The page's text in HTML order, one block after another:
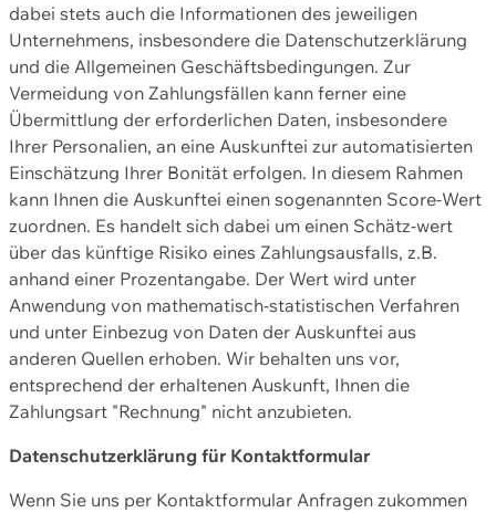
dabei stets auch die Informationen des jeweiligen
Unternehmens, insbesondere die Datenschutzerklärung
und die Allgemeinen Geschäftsbedingungen. Zur
Vermeidung von Zahlungsfällen kann ferner eine
Übermittlung der erforderlichen Daten, insbesondere
Ihrer Personalien, an eine Auskunftei zur automatisierten
Einschätzung Ihrer Bonität erfolgen. In diesem Rahmen
kann Ihnen die Auskunftei einen sogenannten Score-Wert
zuordnen. Es handelt sich dabei um einen Schätz-wert
über das künftige Risiko eines Zahlungsausfalls, z.B.
anhand einer Prozentangabe. Der Wert wird unter
Anwendung von mathematisch-statistischen Verfahren
und unter Einbezug von Daten der Auskunftei aus
anderen Quellen erhoben. Wir behalten uns vor,
entsprechend der erhaltenen Auskunft, Ihnen die
Zahlungsart "Rechnung" nicht anzubieten.
Datenschutzerklärung für Kontaktformular
Wenn Sie uns per Kontaktformular Anfragen zukommen